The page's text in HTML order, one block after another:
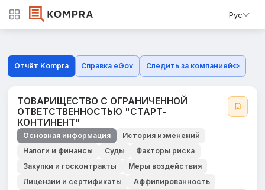
Рус
Отчёт Kompra Справка eGov Следить за компанией
ТОВАРИЩЕСТВО С ОГРАНИЧЕННОЙ
ОТВЕТСТВЕННОСТЬЮ "СТАРТ-
КОНТИНЕНТ"
Основная информация
История изменений
Налоги и финансы
Суды
Факторы риска
Закупки и госконтракты
Меры воздействия
Лицензии и сертификаты
Аффилированность